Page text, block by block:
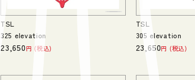
TSL
325 elevation
23,650 税込
TSL
305 elevation
23,650 税込